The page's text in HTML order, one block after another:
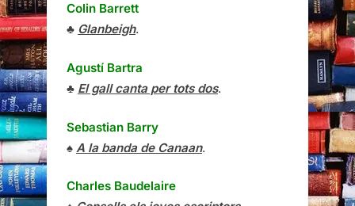
Colin Barrett
♣ Glanbeigh.
Agustí Bartra
♣ El gall canta per tots dos.
Sebastian Barry
♠ A la banda de Canaan.
Charles Baudelaire